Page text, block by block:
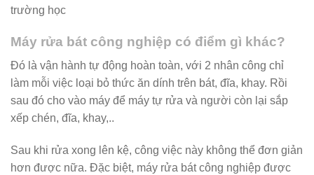
trường học
Máy rửa bát công nghiệp có điểm gì khác?
Đó là vận hành tự động hoàn toàn, với 2 nhân công chỉ
làm mỗi việc loại bỏ thức ăn dính trên bát, đĩa, khay. Rồi
sau đó cho vào máy để máy tự rửa và người còn lại sắp
xếp chén, đĩa, khay,..
Sau khi rửa xong lên kệ, công việc này không thể đơn giản
hơn được nữa. Đặc biệt, máy rửa bát công nghiệp được